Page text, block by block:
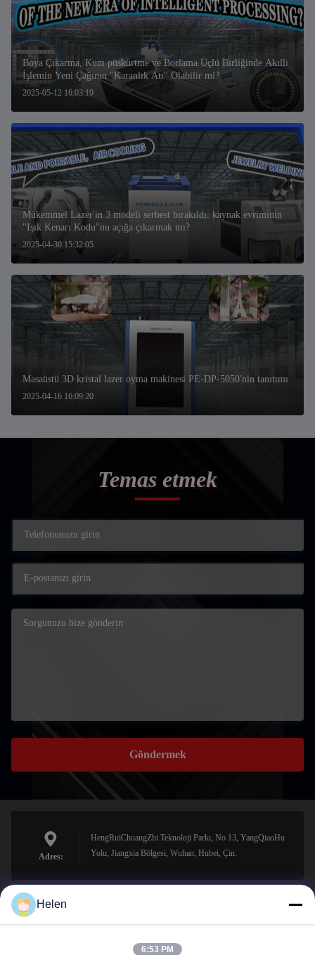
2025-05-12 16:03:19
Boya Çıkarma, Kum püskürtme ve Borlama Üçlü Birliğinde Akıllı
İşlemin Yeni Çağının "Karanlık Atı" Olabilir mi?
2025-04-30 15:32:05
Mükemmel Lazer'in 3 modeli serbest bırakıldı: kaynak evriminin
"Işık Kenarı Kodu"nu açığa çıkarmak mı?
2025-04-16 16:09:20
Masaüstü 3D kristal lazer oyma makinesi PE-DP-5050'nin tanıtımı
Temas etmek
Göndermek
Adres:
HengRuiChuangZhi Teknoloji Parkı, No 13, YangQiaoHu
Yolu, Jiangxia Bölgesi, Wuhan, Hubei, Çin.
sales@perfectlaser.net
Helen
6:53 PM